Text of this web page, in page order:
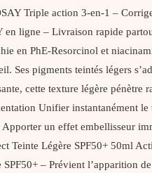
Triple action 3-en-1 –
en ligne – Livraison rapide
en PhE-Resorcinol et
Ses pigments teintés légers
cette texture légère
Unifier instantanément
Apporter un effet embellisseur
Teinte Légère SPF50+ 50ml
– Prévient l’apparition